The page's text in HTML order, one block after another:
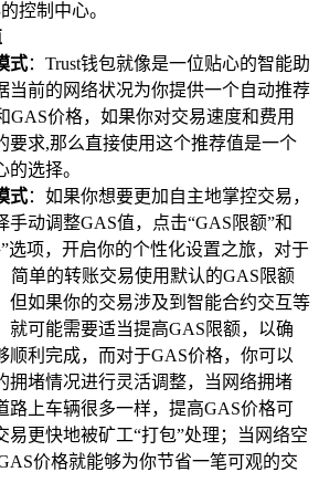
控制中心。
式：Trust钱包就像是一位贴心的智能助
当前的网络状况为你提供一个自动推荐
GAS价格，如果你对交易速度和费用
要求,那么直接使用这个推荐值是一个
的选择。
式：如果你想要更加自主地掌控交易，
手动调整GAS值，点击“GAS限额”和
选项，开启你的个性化设置之旅，对于
简单的转账交易使用默认的GAS限额
但如果你的交易涉及到智能合约交互等
就可能需要适当提高GAS限额，以确
顺利完成，而对于GAS价格，你可以
拥堵情况进行灵活调整，当网络拥堵
路上车辆很多一样，提高GAS价格可
易更快地被矿工“打包”处理；当网络空
价格就能够为你节省一笔可观的交